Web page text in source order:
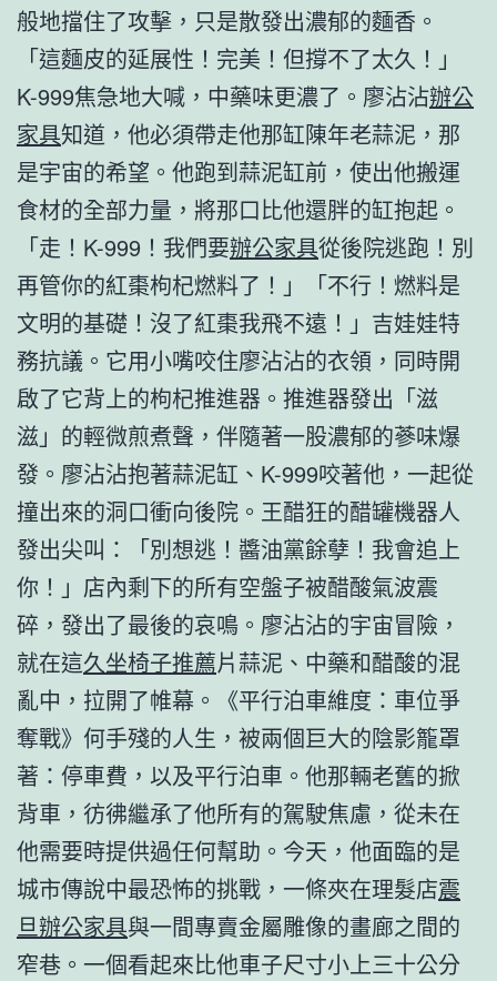
般地擋住了攻擊，只是散發出濃郁的麵香。
「這麵皮的延展性！完美！但撐不了太久！」
K-999焦急地大喊，中藥味更濃了。廖沾沾辦公
家具知道，他必須帶走他那缸陳年老蒜泥，那
是宇宙的希望。他跑到蒜泥缸前，使出他搬運
食材的全部力量，將那口比他還胖的缸抱起。
「走！K-999！我們要辦公家具從後院逃跑！別
再管你的紅棗枸杞燃料了！」「不行！燃料是
文明的基礎！沒了紅棗我飛不遠！」吉娃娃特
務抗議。它用小嘴咬住廖沾沾的衣領，同時開
啟了它背上的枸杞推進器。推進器發出「滋
滋」的輕微煎煮聲，伴隨著一股濃郁的蔘味爆
發。廖沾沾抱著蒜泥缸、K-999咬著他，一起從
撞出來的洞口衝向後院。王醋狂的醋罐機器人
發出尖叫：「別想逃！醬油黨餘孽！我會追上
你！」店內剩下的所有空盤子被醋酸氣波震
碎，發出了最後的哀鳴。廖沾沾的宇宙冒險，
就在這久坐椅子推薦片蒜泥、中藥和醋酸的混
亂中，拉開了帷幕。《平行泊車維度：車位爭
奪戰》何手殘的人生，被兩個巨大的陰影籠罩
著：停車費，以及平行泊車。他那輛老舊的掀
背車，彷彿繼承了他所有的駕駛焦慮，從未在
他需要時提供過任何幫助。今天，他面臨的是
城市傳說中最恐怖的挑戰，一條夾在理髮店震
旦辦公家具與一間專賣金屬雕像的畫廊之間的
窄巷。一個看起來比他車子尺寸小上三十公分